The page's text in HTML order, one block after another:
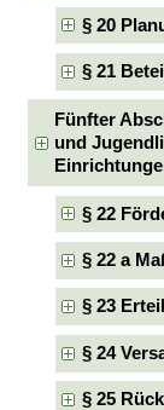
§ 20
§ 21
Fünfter
und
§ 22
§ 22 a
§ 23
§ 24
§ 25